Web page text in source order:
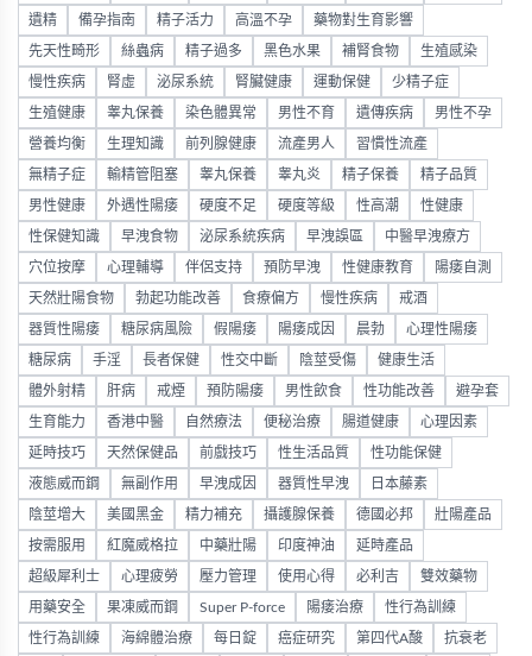
遺精 備孕指南 精子活力 高溫不孕 藥物對生育影響
先天性畸形 絲蟲病 精子過多 黑色水果 補腎食物 生殖感染
慢性疾病 腎虛 泌尿系統 腎臟健康 運動保健 少精子症
生殖健康 睾丸保養 染色體異常 男性不育 遺傳疾病 男性不孕
營養均衡 生理知識 前列腺健康 流產男人 習慣性流產
無精子症 輸精管阻塞 睾丸保養 睾丸炎 精子保養 精子品質
男性健康 外遇性陽痿 硬度不足 硬度等級 性高潮 性健康
性保健知識 早洩食物 泌尿系統疾病 早洩誤區 中醫早洩療方
穴位按摩 心理輔導 伴侶支持 預防早洩 性健康教育 陽痿自測
天然壯陽食物 勃起功能改善 食療偏方 慢性疾病 戒酒
器質性陽痿 糖尿病風險 假陽痿 陽痿成因 晨勃 心理性陽痿
糖尿病 手淫 長者保健 性交中斷 陰莖受傷 健康生活
體外射精 肝病 戒煙 預防陽痿 男性飲食 性功能改善 避孕套
生育能力 香港中醫 自然療法 便秘治療 腸道健康 心理因素
延時技巧 天然保健品 前戲技巧 性生活品質 性功能保健
液態威而鋼 無副作用 早洩成因 器質性早洩 日本藤素
陰莖增大 美國黑金 精力補充 攝護腺保養 德國必邦 壯陽產品
按需服用 紅魔威格拉 中藥壯陽 印度神油 延時產品
超級犀利士 心理疲勞 壓力管理 使用心得 必利吉 雙效藥物
用藥安全 果凍威而鋼 Super P-force 陽痿治療 性行為訓練
性行為訓練 海綿體治療 每日錠 癌症研究 第四代A酸 抗衰老